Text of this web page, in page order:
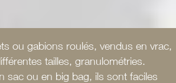
ou gabions roulés, vendus en vrac,
tailles, granulométries.
sac ou en big bag, ils sont faciles